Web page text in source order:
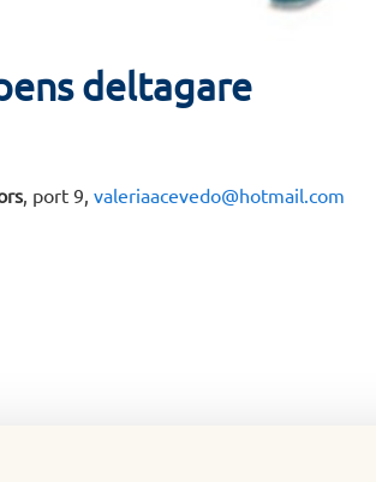
deltagare
, port 9, valeriaacevedo@hotmail.com